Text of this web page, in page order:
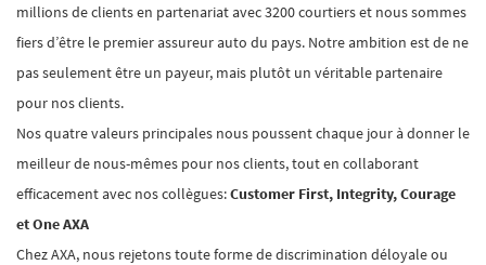
millions de clients en partenariat avec 3200 courtiers et nous sommes
fiers d’être le premier assureur auto du pays. Notre ambition est de ne
pas seulement être un payeur, mais plutôt un véritable partenaire
pour nos clients.
Nos quatre valeurs principales nous poussent chaque jour à donner le
meilleur de nous-mêmes pour nos clients, tout en collaborant
efficacement avec nos collègues:Customer First, Integrity, Courage
etOne AXA
Chez AXA, nous rejetons toute forme de discrimination déloyale ou